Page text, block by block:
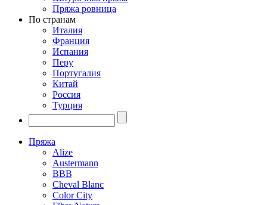
Пряжа ровница
По странам
Италия
Франция
Испания
Перу
Португалия
Китай
Россия
Турция
Пряжа
Alize
Austermann
BBB
Cheval Blanc
Color City